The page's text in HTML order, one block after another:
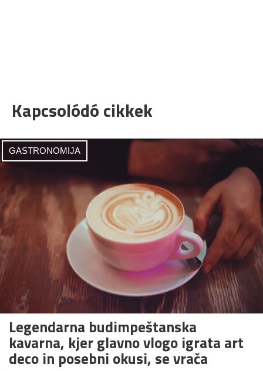
Kapcsolódó cikkek
GASTRONOMIJA
Legendarna budimpeštanska
kavarna, kjer glavno vlogo igrata art
deco in posebni okusi, se vrača